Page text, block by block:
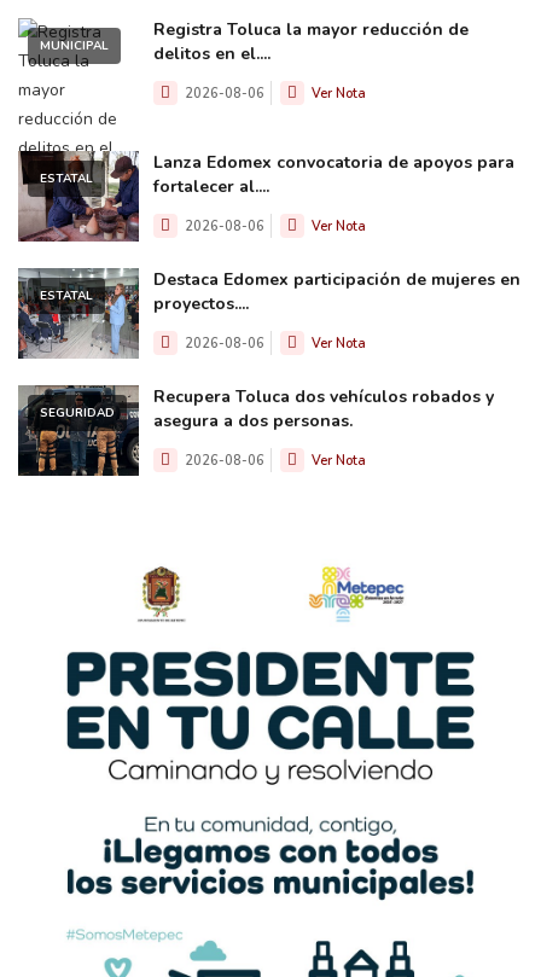
MUNICIPAL
Registra Toluca la mayor reducción de
delitos en el....
2026-08-06 Ver Nota
ESTATAL
Lanza Edomex convocatoria de apoyos para
fortalecer al....
2026-08-06 Ver Nota
ESTATAL
Destaca Edomex participación de mujeres en
proyectos....
2026-08-06 Ver Nota
SEGURIDAD
Recupera Toluca dos vehículos robados y
asegura a dos personas.
2026-08-06 Ver Nota